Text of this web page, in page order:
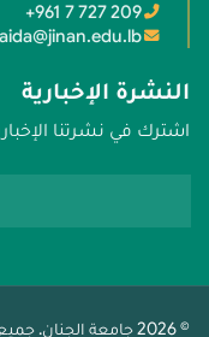
+961 7 727 209
النشرة الإخبارية
اشترك في نشرتنا
© 2026 جامعة الجنان. جميع الحقوق محفوظة.